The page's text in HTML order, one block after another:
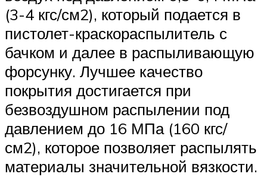
(3-4 кгс/см2), который подается в
пистолет-краскораспылитель с
бачком и далее в распыливающую
форсунку. Лучшее качество
покрытия достигается при
безвоздушном распылении под
давлением до 16 МПа (160 кгс/
см2), которое позволяет распылять
материалы значительной вязкости.